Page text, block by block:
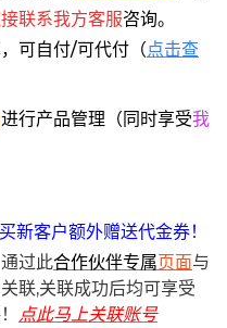
联系我方客服咨询。
可自付/可代付（点击查
进行产品管理（同时享受我
新客户额外赠送代金券！
过此合作伙伴专属页面与
联,关联成功后均可享受
点此马上关联账号